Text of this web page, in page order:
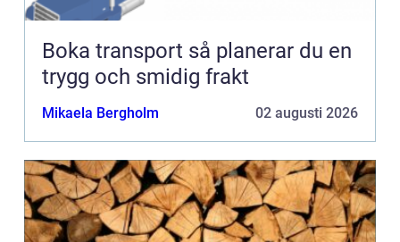
Boka transport så planerar du en
trygg och smidig frakt
Mikaela Bergholm 02 augusti 2026